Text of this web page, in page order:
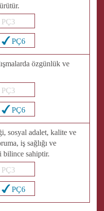
PÇ3
PÇ6
özgünlük ve
PÇ3
PÇ6
sosyal adalet, kalite ve
iş sağlığı ve
bilince sahiptir.
PÇ3
PÇ6